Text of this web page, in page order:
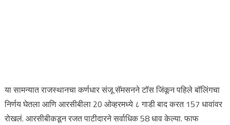
या सामन्यात राजस्थानचा कर्णधार संजू सॅमसनने टॉस जिंकून पहिले बॉलिंगचा
निर्णय घेतला आणि आरसीबीला 20 ओव्हरमध्ये ८ गाडी बाद करत 157 धावांवर
रोखलं. आरसीबीकडून रजत पाटीदारने सर्वाधिक 58 धाव केल्या. फाफ